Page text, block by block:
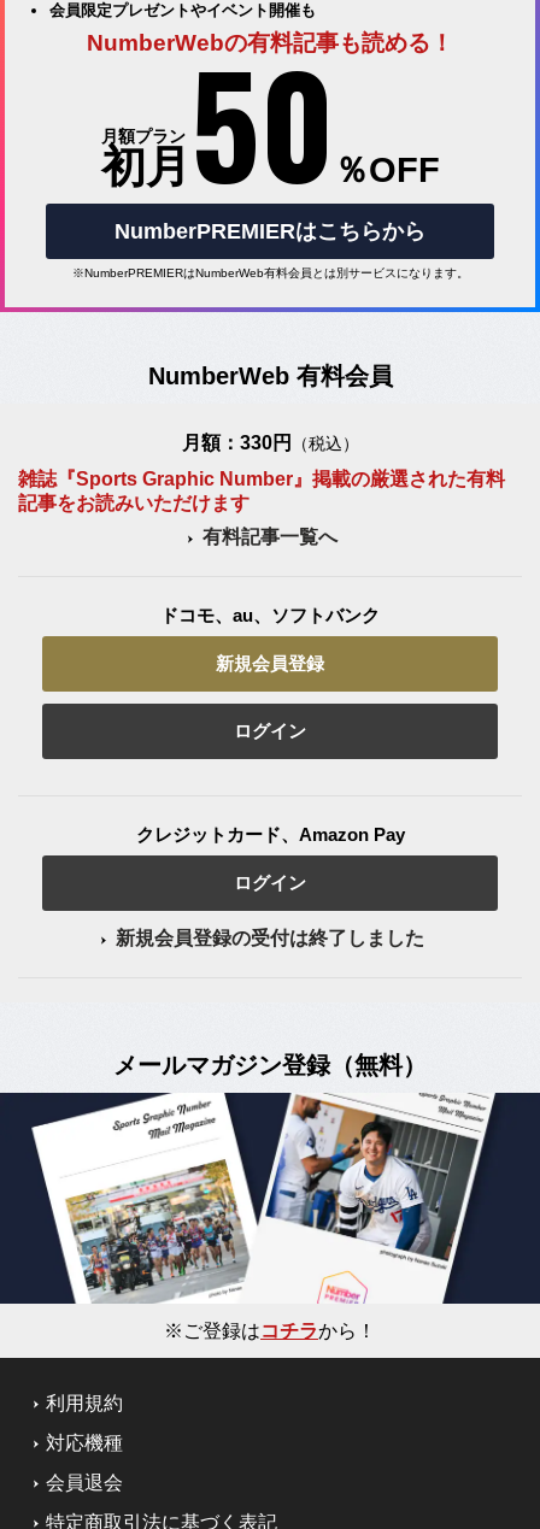
会員限定プレゼントやイベント開催も
NumberWebの有料記事も読める！
月額プラン
初月 50 ％OFF
NumberPREMIERはこちらから
※NumberPREMIERはNumberWeb有料会員とは別サービスになります。
NumberWeb 有料会員
月額：330円 （税込）
雑誌『Sports Graphic Number』掲載の厳選された有料
記事をお読みいただけます
有料記事一覧へ
ドコモ、au、ソフトバンク
新規会員登録
ログイン
クレジットカード、Amazon Pay
ログイン
新規会員登録の受付は終了しました
メールマガジン登録（無料）
※ご登録はコチラから！
利用規約
対応機種
会員退会
特定商取引法に基づく表記